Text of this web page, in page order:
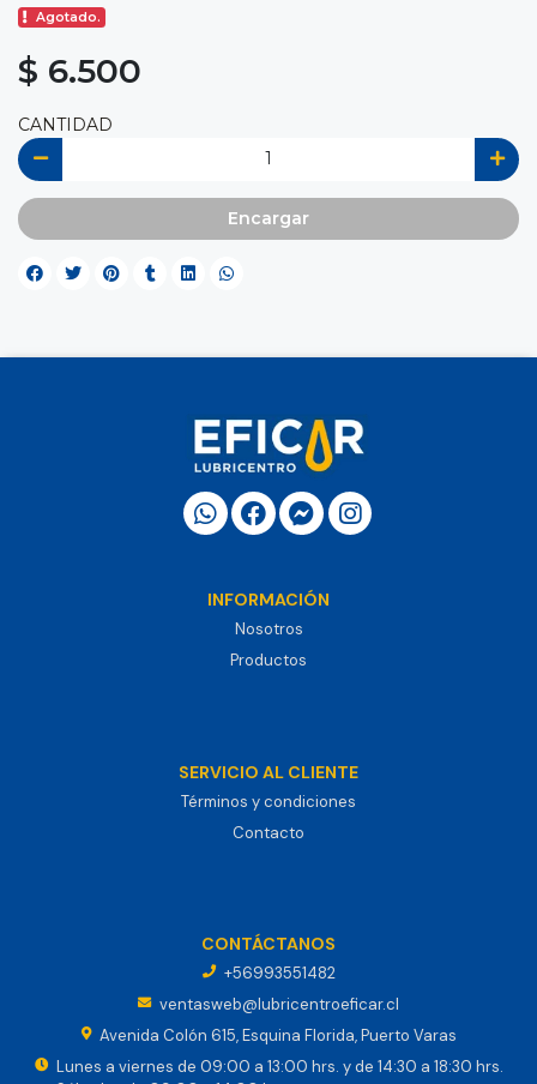
Agotado.
$ 6.500
CANTIDAD
Encargar
INFORMACIÓN
Nosotros
Productos
SERVICIO AL CLIENTE
Términos y condiciones
Contacto
CONTÁCTANOS
+56993551482
ventasweb@lubricentroeficar.cl
Avenida Colón 615, Esquina Florida, Puerto Varas
Lunes a viernes de 09:00 a 13:00 hrs. y de 14:30 a 18:30 hrs.